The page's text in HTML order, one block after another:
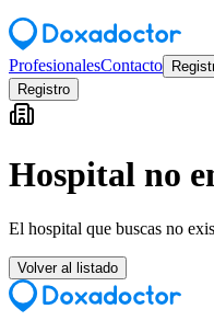
ProfesionalesContacto
Registro
Hospital no
El hospital que buscas no
Volver al listado